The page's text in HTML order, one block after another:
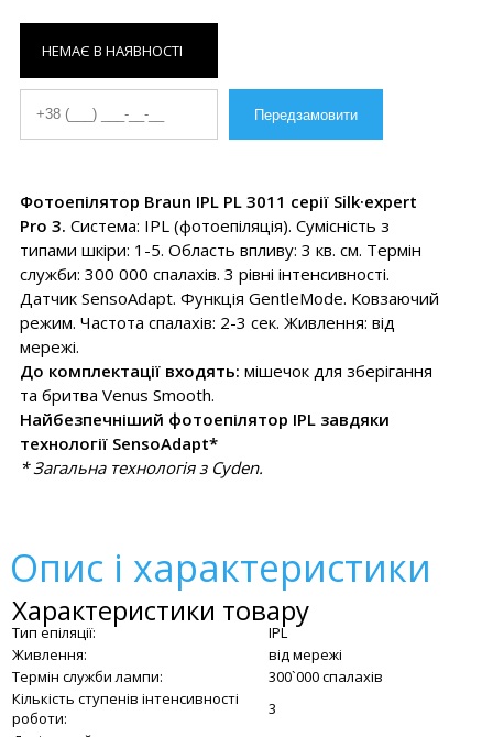
НЕМАЄ В НАЯВНОСТІ
Фотоепілятор Braun IPL PL 3011 серії Silk·expert
Pro 3. Система: IPL (фотоепіляція). Сумісність з
типами шкіри: 1-5. Область впливу: 3 кв. см. Термін
служби: 300 000 спалахів. 3 рівні інтенсивності.
Датчик SensoAdapt. Функція GentleMode. Ковзаючий
режим. Частота спалахів: 2-3 сек. Живлення: від
мережі.
До комплектації входять: мішечок для зберігання
та бритва Venus Smooth.
Найбезпечніший фотоепілятор IPL завдяки
технології SensoAdapt*
* Загальна технологія з Cyden.
Опис і характеристики
Характеристики товару
Тип епіляції:
IPL
Живлення:
від мережі
Термін служби лампи:
300`000 спалахів
Кількість ступенів інтенсивності
роботи:
3